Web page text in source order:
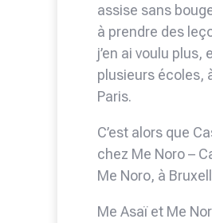
assise sans
à prendre des
j’en ai voulu
plusieurs écoles,
Paris.
C’est alors que
chez Me Noro –
Me Noro, à
Me Asaï et Me